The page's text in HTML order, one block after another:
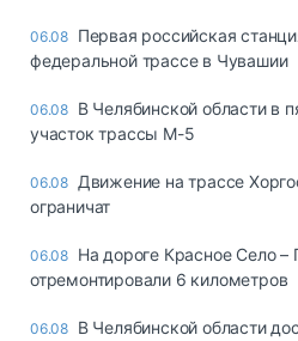
06.08 Первая российская
федеральной трассе в Чувашии
06.08 В Челябинской области в
участок трассы М-5
06.08 Движение на трассе
ограничат
06.08 На дороге Красное Село –
отремонтировали 6 километров
06.08 В Челябинской области